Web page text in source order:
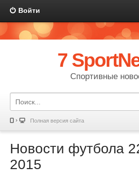
Войти
7
Спортивные
Полная версия сайта
Новости футбола
2015